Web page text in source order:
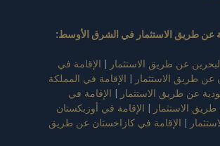
عن طريق الاستثمار في الشرق الأوسط:
عن طريق الاستثمار | الإقامة في
طريق الاستثمار | الإقامة في المملكة
عن طريق الاستثمار | الإقامة في
الاستثمار | الإقامة في أوزبكستان
| الإقامة في كازاخستان عن طريق